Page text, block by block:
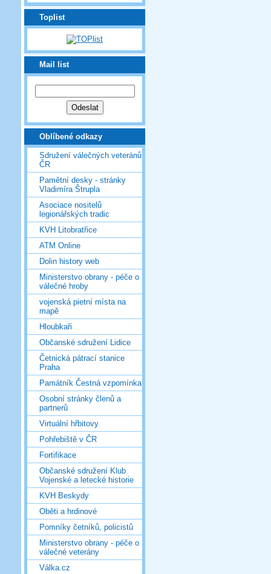
Toplist
Mail list
Oblíbené odkazy
Sdružení válečných veteránů
ČR
Pamětní desky - stránky
Vladimíra Štrupla
Asociace nositelů
legionářských tradic
KVH Litobratřice
ATM Online
Dolin history web
Ministerstvo obrany - péče o
válečné hroby
vojenská pietní místa na
mapě
Hloubkaři
Občanské sdružení Lidice
Četnická pátrací stanice
Praha
Památník Čestná vzpomínka
Osobní stránky členů a
partnerů
Virtuální hřbitovy
Pohřebiště v ČR
Fortifikace
Občanské sdružení Klub
Vojenské a letecké historie
KVH Beskydy
Oběti a hrdinové
Pomníky četníků, policistů
Ministerstvo obrany - péče o
válečné veterány
Válka.cz